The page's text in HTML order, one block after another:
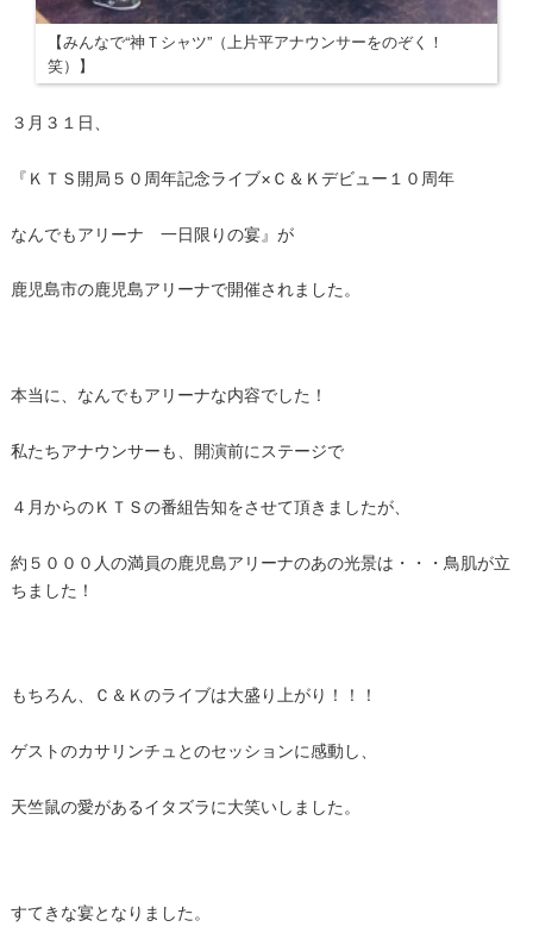
【みんなで“神Ｔシャツ”（上片平アナウンサーをのぞく！
笑）】
３月３１日、
『ＫＴＳ開局５０周年記念ライブ×Ｃ＆Ｋデビュー１０周年
なんでもアリーナ 一日限りの宴』が
鹿児島市の鹿児島アリーナで開催されました。
本当に、なんでもアリーナな内容でした！
私たちアナウンサーも、開演前にステージで
４月からのＫＴＳの番組告知をさせて頂きましたが、
約５０００人の満員の鹿児島アリーナのあの光景は・・・鳥肌が立
ちました！
もちろん、Ｃ＆Ｋのライブは大盛り上がり！！！
ゲストのカサリンチュとのセッションに感動し、
天竺鼠の愛があるイタズラに大笑いしました。
すてきな宴となりました。